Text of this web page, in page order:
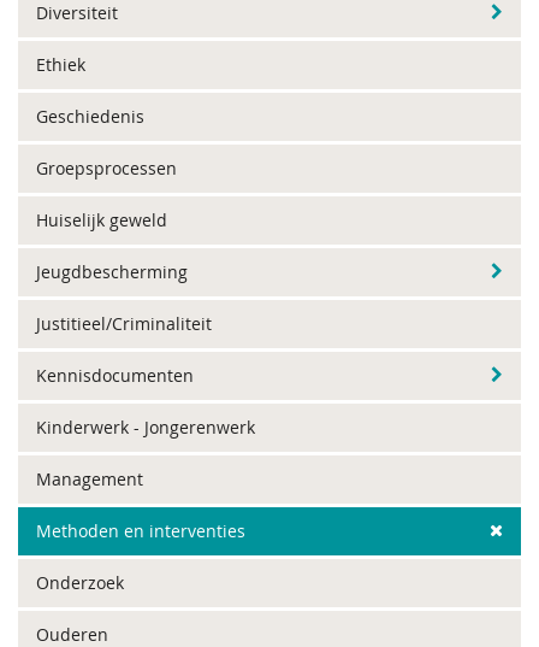
Diversiteit
Ethiek
Geschiedenis
Groepsprocessen
Huiselijk geweld
Jeugdbescherming
Justitieel/Criminaliteit
Kennisdocumenten
Kinderwerk - Jongerenwerk
Management
Methoden en interventies
Onderzoek
Ouderen